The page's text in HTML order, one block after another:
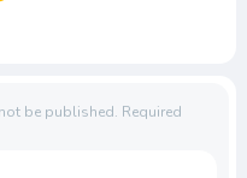
be published. Required